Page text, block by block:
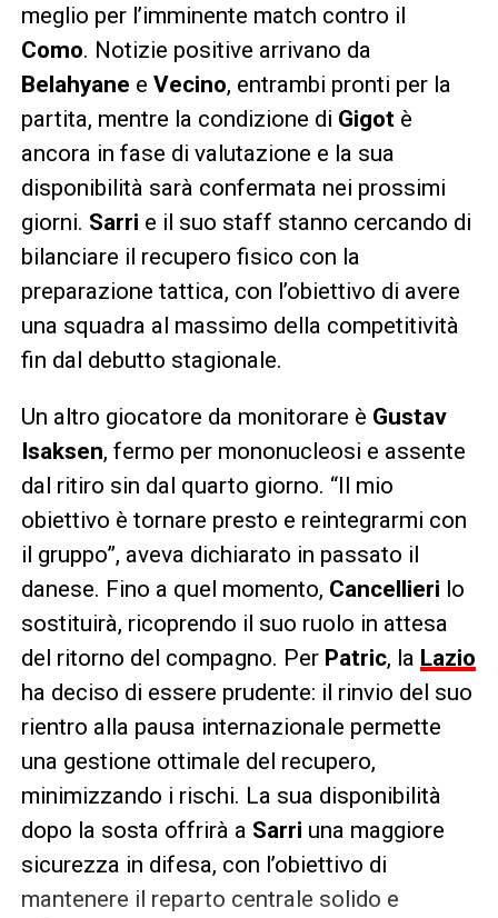
meglio per l’imminente match contro il
Como. Notizie positive arrivano da
Belahyane e Vecino, entrambi pronti per la
partita, mentre la condizione di Gigotè
ancora in fase di valutazione e la sua
disponibilità sarà confermata nei prossimi
giorni. Sarri e il suo staff stanno cercando di
bilanciare il recupero fisico con la
preparazione tattica, con l’obiettivo di avere
una squadra al massimo della competitività
fin dal debutto stagionale.
Un altro giocatore da monitorare è Gustav
Isaksen, fermo per mononucleosi e assente
dal ritiro sin dal quarto giorno. “Il mio
obiettivo è tornare presto e reintegrarmi con
il gruppo”, aveva dichiarato in passato il
danese. Fino a quel momento, Cancellieri lo
sostituirà, ricoprendo il suo ruolo in attesa
del ritorno del compagno. Per Patric, la Lazio
ha deciso di essere prudente: il rinvio del suo
rientro alla pausa internazionale permette
una gestione ottimale del recupero,
minimizzando i rischi. La sua disponibilità
dopo la sosta offrirà a Sarri una maggiore
sicurezza in difesa, con l’obiettivo di
mantenere il reparto centrale solido e